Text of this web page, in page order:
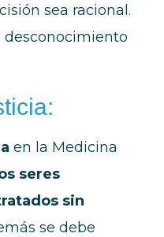
sea racional.
desconocimiento
en la Medicina
seres
sin
se debe